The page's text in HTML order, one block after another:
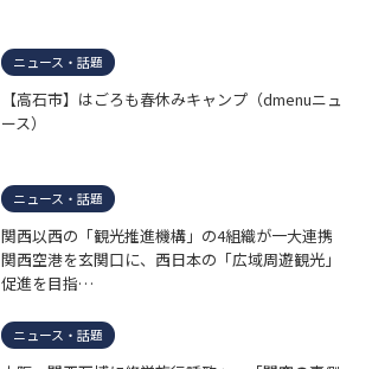
ニュース・話題
【高石市】はごろも春休みキャンプ（dmenuニュ
ース）
ニュース・話題
関西以西の「観光推進機構」の4組織が一大連携
関西空港を玄関口に、西日本の「広域周遊観光」
促進を目指…
ニュース・話題